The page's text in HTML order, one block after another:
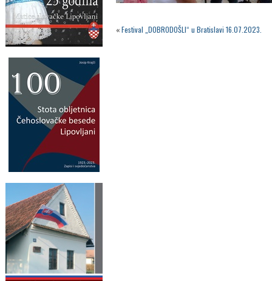
«Festival „DOBRODOŠLI“ u Bratislavi 16.07.2023.